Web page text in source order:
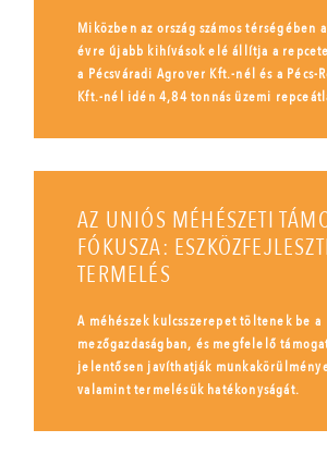
Miközben az ország számos térségében
évre újabb kihívások elé állítja a
a Pécsváradi Agrover Kft.-nél és a Pécs-
Kft.-nél idén 4,84 tonnás üzemi
AZ UNIÓS MÉHÉSZETI
FÓKUSZA:
TERMELÉS
A méhészek kulcsszerepet töltenek be a
mezőgazdaságban, és megfelelő
jelentősen javíthatják
valamint termelésük hatékonyságát.